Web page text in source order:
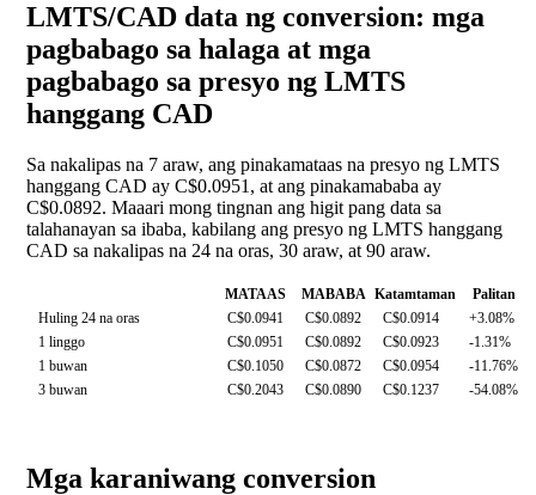
LMTS/CAD data ng conversion: mga
pagbabago sa halaga at mga
pagbabago sa presyo ng LMTS
hanggang CAD
Sa nakalipas na 7 araw, ang pinakamataas na presyo ng LMTS
hanggang CAD ay C$0.0951, at ang pinakamababa ay
C$0.0892. Maaari mong tingnan ang higit pang data sa
talahanayan sa ibaba, kabilang ang presyo ng LMTS hanggang
CAD sa nakalipas na 24 na oras, 30 araw, at 90 araw.
MATAAS MABABA Katamtaman
Palitan
Huling 24 na oras
C$0.0941 C$0.0892 C$0.0914
+3.08%
1 linggo
C$0.0951 C$0.0892 C$0.0923
-1.31%
1 buwan
C$0.1050 C$0.0872 C$0.0954
-11.76%
3 buwan
C$0.2043 C$0.0890 C$0.1237 -54.08%
Mga karaniwang conversion